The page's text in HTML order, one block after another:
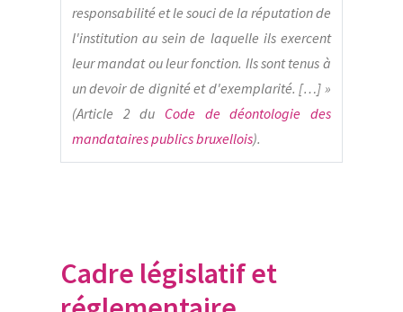
responsabilité et le souci de la réputation de
l'institution au sein de laquelle ils exercent
leur mandat ou leur fonction. Ils sont tenus à
un devoir de dignité et d'exemplarité. […] »
(Article 2 du Code de déontologie des
mandataires publics bruxellois).
Cadre législatif et